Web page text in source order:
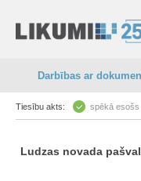
Darbības ar
Tiesību akts: spēkā esošs
Ludzas novada